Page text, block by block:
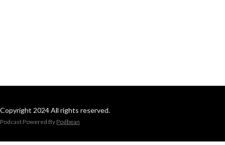
Copyright 2024 All rights reserved.
Podcast Powered By Podbean